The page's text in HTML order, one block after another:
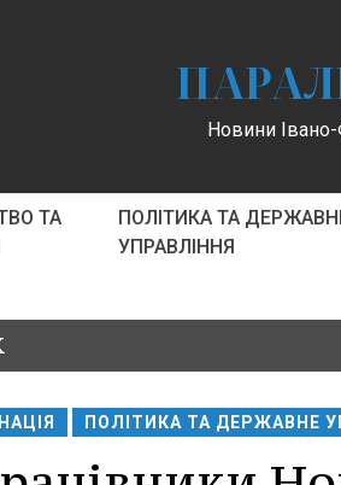
Новини Івано-
ТА
ПОЛІТИКА ТА
УПРАВЛІННЯ
ПОЛІТИКА ТА ДЕРЖАВНЕ